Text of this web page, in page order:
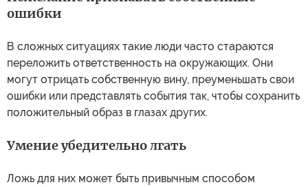
ошибки
В сложных ситуациях такие люди часто стараются
переложить ответственность на окружающих. Они
могут отрицать собственную вину, преуменьшать свои
ошибки или представлять события так, чтобы сохранить
положительный образ в глазах других.
Умение убедительно лгать
Ложь для них может быть привычным способом